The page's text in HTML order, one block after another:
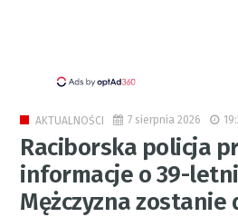
AKTUALNOŚCI 7 sierpnia 2026
Raciborska policja
informacje o 39-
Mężczyzna